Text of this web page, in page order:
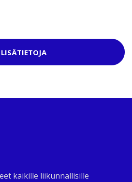
LISÄTIETOJA
kaikille liikunnallisille